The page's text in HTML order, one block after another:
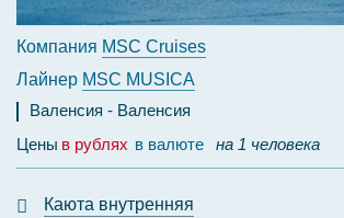
Компания MSC Cruises
Лайнер MSC MUSICA
Валенсия
Валенсия
Цены в рублях в валюте на 1 человека
Каюта внутренняя